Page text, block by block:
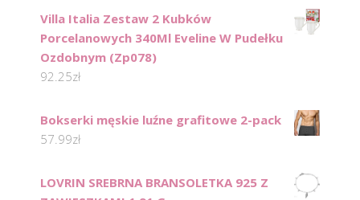
Villa Italia Zestaw 2 Kubków
Porcelanowych 340Ml Eveline W Pudełku
Ozdobnym (Zp078)
92.25zł
Bokserki męskie luźne grafitowe 2-pack
57.99zł
LOVRIN SREBRNA BRANSOLETKA 925 Z